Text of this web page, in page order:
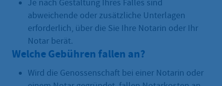
Je nach Gestaltung Ihres Falles sind
abweichende oder zusätzliche Unterlagen
erforderlich, über die Sie Ihre Notarin oder Ihr
Notar berät.
Welche Gebühren fallen an?
Wird die Genossenschaft bei einer Notarin oder